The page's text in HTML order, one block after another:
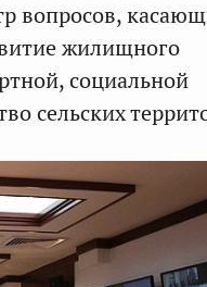
вопросов,
жилищного
социальной
сельских